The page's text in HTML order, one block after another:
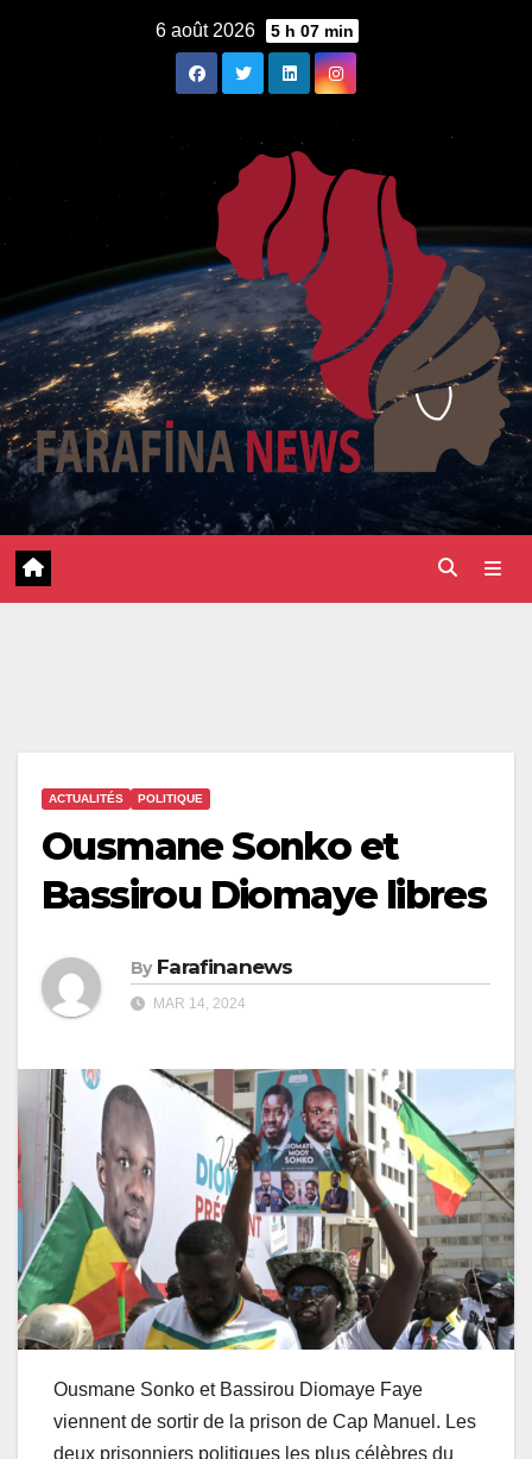
6 août 2026 5 h 07 min
ACTUALITÉS POLITIQUE
Ousmane Sonko et
Bassirou Diomaye libres
By Farafinanews
MAR 14, 2024
Ousmane Sonko et Bassirou Diomaye Faye
viennent de sortir de la prison de Cap Manuel. Les
deux prisonniers politiques les plus célèbres du